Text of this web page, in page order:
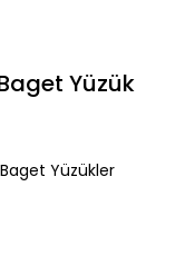
Yüzük
Baget Yüzükler